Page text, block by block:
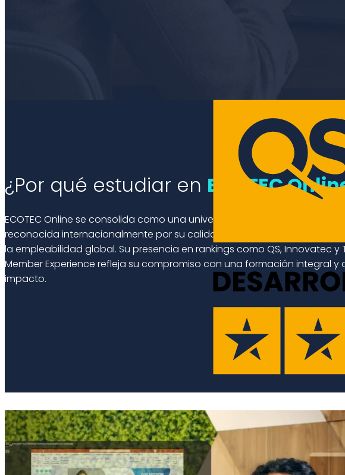
¿Por qué estudiar en ECOTEC
ECOTEC Online se consolida como una universidad referente en Ecuador,
reconocida internacionalmente por su calidad académica, innovación
la empleabilidad global. Su presencia en rankings como QS, Innovatec y
Member Experience refleja su compromiso con una formación integral y
impacto.